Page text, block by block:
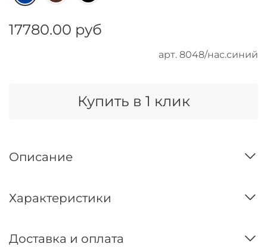
арт. 8048/нас.синий
17780.00 руб
Купить в 1 клик
Описание
Характеристики
Доставка и оплата